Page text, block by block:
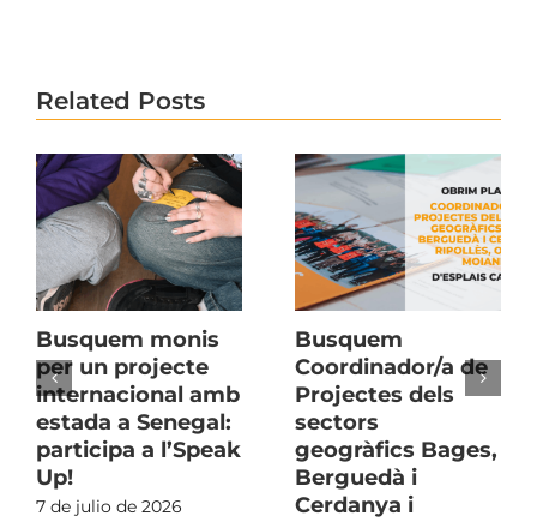
Related Posts
Busquem monis
per un projecte
internacional amb
estada a Senegal:
participa a l’Speak
Up!
7 de julio de 2026
Busquem
Coordinador/a de
Projectes dels
sectors
geogràfics Bages,
Berguedà i
Cerdanya i